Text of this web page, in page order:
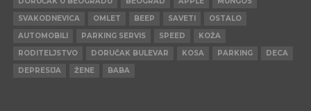
SVAKODNEVICA
OMLET BEEP SAVETI
OSTALO
AUTOMOBILI
PARKING SERVIS SPEED
KOŽA
RODITELJSTVO
DORUČAK BULEVAR KOSA PARKING
DECA
DEPRESIJA
ŽENE BABA